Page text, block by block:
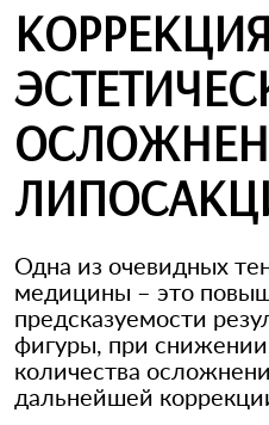
КОРРЕКЦИЯ
Одна из очевидных
медицины – это
предсказуемости
фигуры, при
количества
дальнейшей